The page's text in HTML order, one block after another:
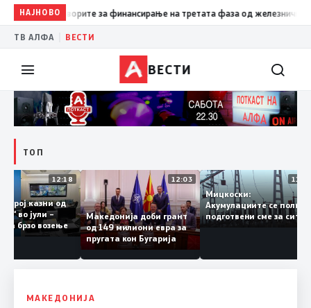
НАЈНОВО 14:24Потпишани договорите за финансирање на
ТВ АЛФА ВЕСТИ
ВЕСТИ
ТОП
12:18
број казни од
сити“ во јули –
за брзо возење
12:03
Македонија доби грант
од 149 милиони евра за
пругата кон Бугарија
Мицкоски:
Акумулациите се
подготвени сме за
ризици, не
МАКЕДОНИЈА